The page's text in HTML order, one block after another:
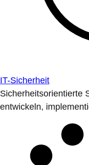
IT-Sicherheit
Sicherheitsorientierte
entwickeln,